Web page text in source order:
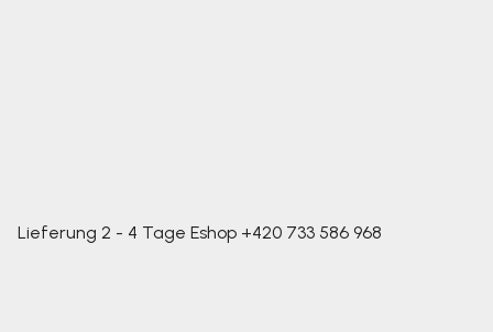
Lieferung 2 - 4 Tage Eshop +420 733 586 968